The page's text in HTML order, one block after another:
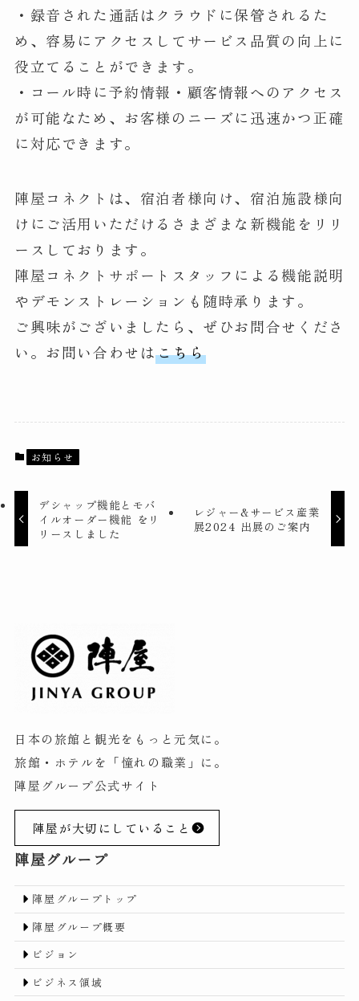
・録音された通話はクラウドに保管されるた
め、容易にアクセスしてサービス品質の向上に
役立てることができます。
・コール時に予約情報・顧客情報へのアクセス
が可能なため、お客様のニーズに迅速かつ正確
に対応できます。
陣屋コネクトは、宿泊者様向け、宿泊施設様向
けにご活用いただけるさまざまな新機能をリリ
ースしております。
陣屋コネクトサポートスタッフによる機能説明
やデモンストレーションも随時承ります。
ご興味がございましたら、ぜひお問合せくださ
い。お問い合わせはこちら
お知らせ
デシャップ機能とモバ
イルオーダー機能 をリ
リースしました
レジャー&サービス産業
展2024 出展のご案内
日本の旅館と観光をもっと元気に。
旅館・ホテルを「憧れの職業」に。
陣屋グループ公式サイト
陣屋が大切にしていること
陣屋グループ
陣屋グループトップ
陣屋グループ概要
ビジョン
ビジネス領域